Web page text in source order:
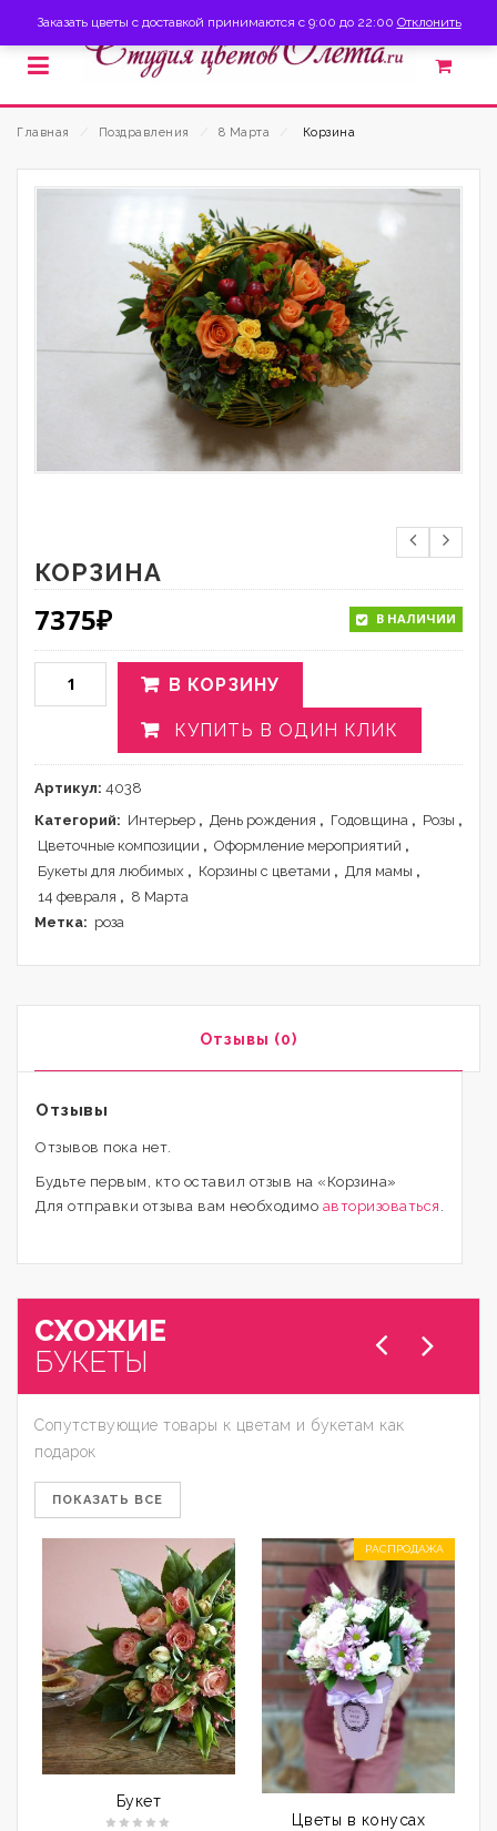
Главная Поздравления 8 Марта Корзина
КОРЗИНА
7375₽ В НАЛИЧИИ
В КОРЗИНУ
КУПИТЬ В ОДИН КЛИК
Артикул: 4038
Категорий: Интерьер , День рождения , Годовщина , Розы ,
Цветочные композиции , Оформление мероприятий ,
Букеты для любимых , Корзины с цветами , Для мамы ,
14 февраля , 8 Марта
Метка: роза
Отзывы (0)
Отзывы
Отзывов пока нет.
Будьте первым, кто оставил отзыв на «Корзина»
Для отправки отзыва вам необходимо авторизоваться
СХОЖИЕ
БУКЕТЫ
Сопутствующие товары к цветам и букетам как
подарок
ПОКАЗАТЬ ВСЕ
Букет
РАСПРОДАЖА
Цветы в конусах
Заказать цветы с доставкой принимаются с 9:00 до 22:00 Отклонить